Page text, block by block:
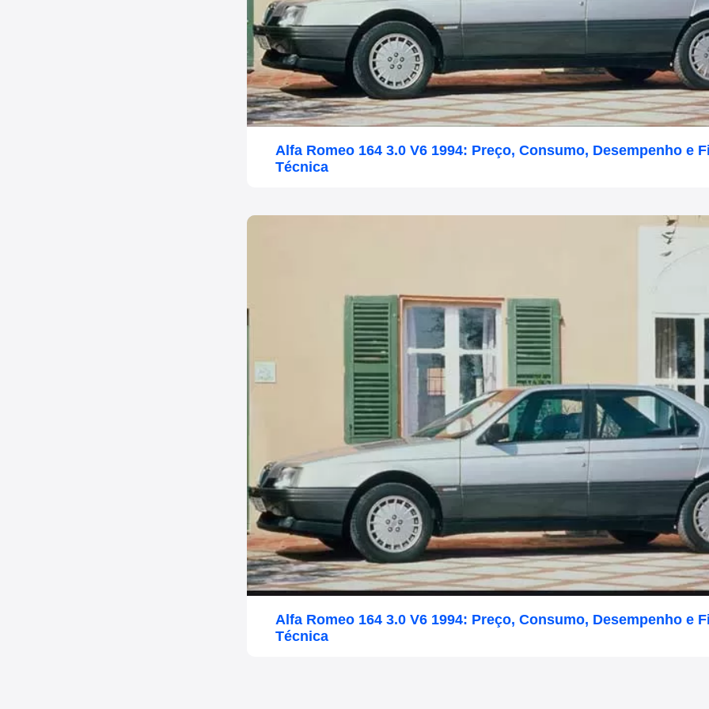
Alfa Romeo 164 3.0 V6 1994: Preço, Consumo, Desempenho e
Técnica
Alfa Romeo 164 3.0 V6 1994: Preço, Consumo, Desempenho e
Técnica